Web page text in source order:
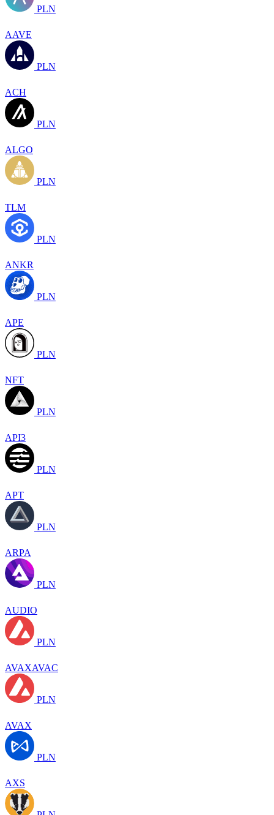
PLN
AAVE
PLN
ACH
PLN
ALGO
PLN
TLM
PLN
ANKR
PLN
APE
PLN
NFT
PLN
API3
PLN
APT
PLN
ARPA
PLN
AUDIO
PLN
AVAXAVAC
PLN
AVAX
PLN
AXS